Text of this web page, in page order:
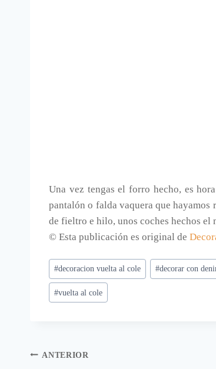
Una vez tengas el forro hecho, es
pantalón o falda vaquera que
de fieltro e hilo, unos coches hechos
© Esta publicación es original de
Etiquetas
de
la
#decoracion vuelta al cole #decorar con
#vuelta al cole
Navegación
ANTERIOR